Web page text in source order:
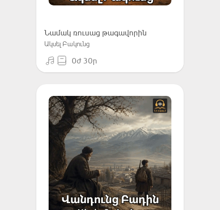
Նամակ ռուսաց թագավորին
Ակսել Բակունց
0ժ 30ր